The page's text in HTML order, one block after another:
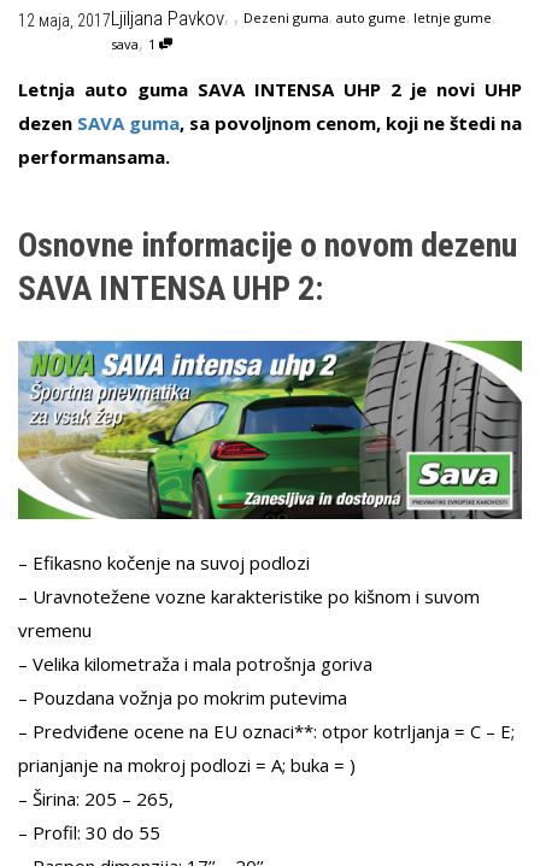
Ljiljana Pavkov,
12 маја, 2017 , Dezeni guma, auto gume, letnje gume,
sava, 1
Letnja auto guma SAVA INTENSA UHP 2 je novi UHP
dezen SAVA guma, sa povoljnom cenom, koji ne štedi na
performansama.
Osnovne informacije o novom dezenu
SAVA INTENSA UHP 2:
– Efikasno kočenje na suvoj podlozi
– Uravnotežene vozne karakteristike po kišnom i suvom
vremenu
– Velika kilometraža i mala potrošnja goriva
– Pouzdana vožnja po mokrim putevima
– Predviđene ocene na EU oznaci**: otpor kotrljanja = C – E;
prianjanje na mokroj podlozi = A; buka = )
– Širina: 205 – 265,
– Profil: 30 do 55